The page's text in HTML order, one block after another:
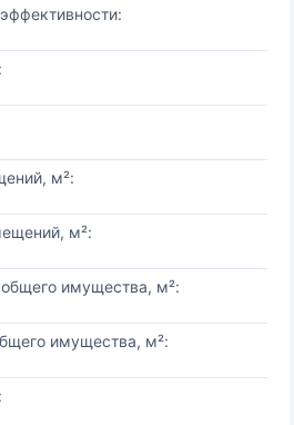
м²:
м²:
имущества, м²:
имущества, м²: